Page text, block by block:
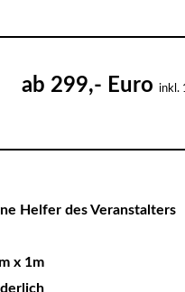
ab 299,- Euro inkl.
Helfer des Veranstalters
x 1m